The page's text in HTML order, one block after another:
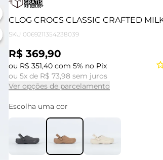
CLOG CROCS CLASSIC CRAFTED
SKU 0069211354238039
R$ 369,90
ou R$ 351,40 com 5% no Pix
ou 5x de R$ 73,98 sem juros
Ver opções de parcelamento
Escolha uma cor